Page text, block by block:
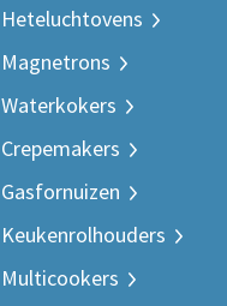
Heteluchtovens
Magnetrons
Waterkokers
Crepemakers
Gasfornuizen
Keukenrolhouders
Multicookers